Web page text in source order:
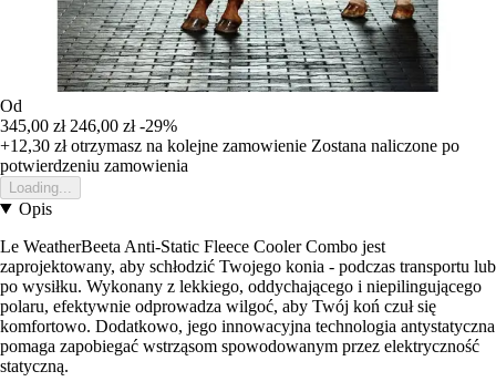
Od
345,00 zł 246,00 zł -29%
+12,30 złotrzymasz na kolejne zamowienie Zostana naliczone po
potwierdzeniu zamowienia
Loading...
Opis
Le WeatherBeeta Anti-Static Fleece Cooler Combo jest
zaprojektowany, aby schłodzić Twojego konia - podczas transportu lub
po wysiłku. Wykonany z lekkiego, oddychającego i niepilingującego
polaru, efektywnie odprowadza wilgoć, aby Twój koń czuł się
komfortowo. Dodatkowo, jego innowacyjna technologia antystatyczna
pomaga zapobiegać wstrząsom spowodowanym przez elektryczność
statyczną.